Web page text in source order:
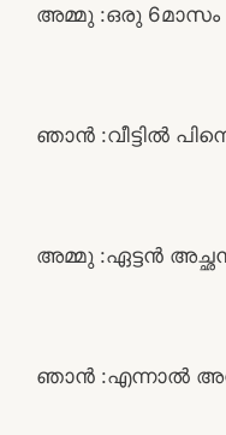
അമ്മു :ഒരു
ഞാൻ :വീട്ടിൽ
അമ്മു :ഏട്ടൻ
ഞാൻ :എന്നാൽ